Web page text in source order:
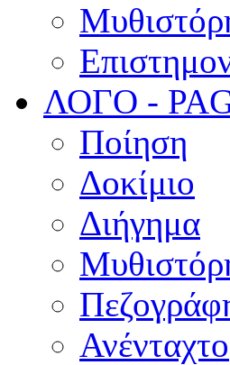
ΛΟΓΟ -
Ποίηση
Δοκίμιο
Διήγημα
Ανένταχτο